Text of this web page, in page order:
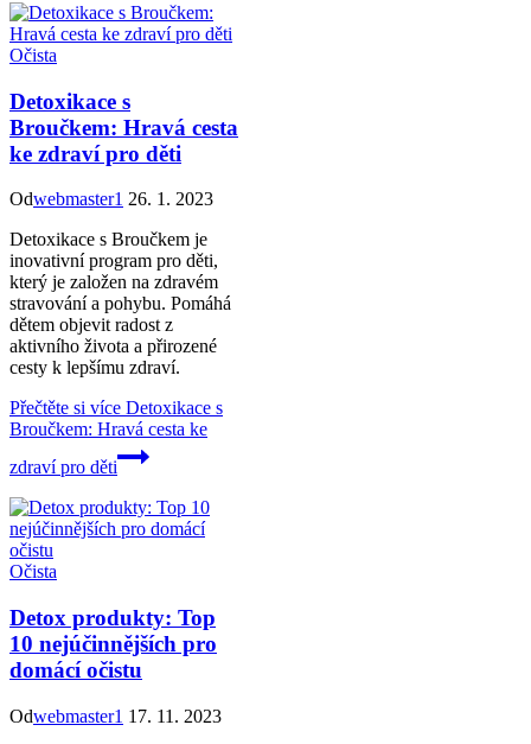
Očista
Detoxikace s
Broučkem: Hravá cesta
ke zdraví pro děti
Odwebmaster1 26. 1. 2023
Detoxikace s Broučkem je
inovativní program pro děti,
který je založen na zdravém
stravování a pohybu. Pomáhá
dětem objevit radost z
aktivního života a přirozené
cesty k lepšímu zdraví.
Přečtěte si více Detoxikace s
Broučkem: Hravá cesta ke
zdraví pro děti
Očista
Detox produkty: Top
10 nejúčinnějších pro
domácí očistu
Odwebmaster1 17. 11. 2023